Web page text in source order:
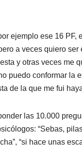
ejemplo ese 16
a veces quiero
y otras veces me
puedo conformar la
de la que me fui
las 10.000
“Sebas,
“si hace unas